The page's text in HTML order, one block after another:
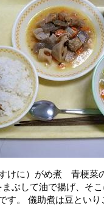
に）がめ煮 青梗菜
ぶして油で揚げ、そ
す。 儀助煮は豆とい